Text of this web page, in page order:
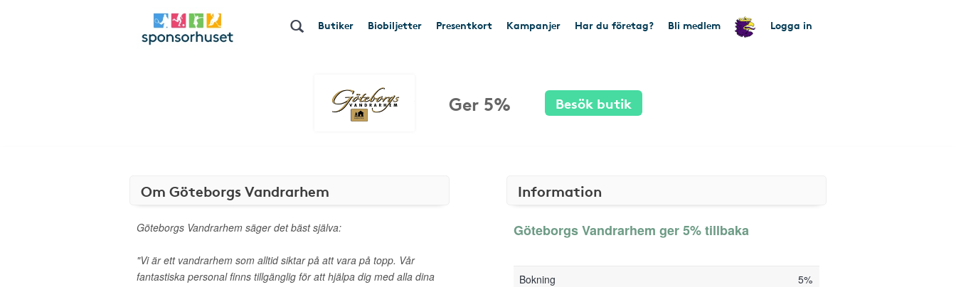
Butiker Biobiljetter Presentkort Kampanjer Har du företag? Bli medlem Logga in
Ger 5% Besök butik
Om Göteborgs Vandrarhem
Göteborgs Vandrarhem säger det bäst själva:
"Vi är ett vandrarhem som alltid siktar på att vara på topp. Vår
fantastiska personal finns tillgänglig för att hjälpa dig med alla dina
Information
Göteborgs Vandrarhem ger 5% tillbaka
Bokning 5%